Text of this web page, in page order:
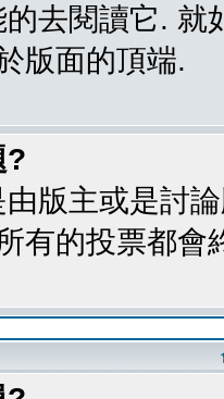
去閱讀它.
版面的頂端.
?
版主或是討
有的投票都